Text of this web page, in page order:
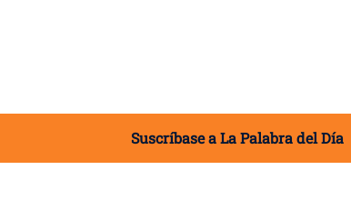
Suscríbase a La Palabra del Día